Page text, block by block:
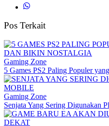
Pos Terkait
Gaming Zone
5 Games PS2 Paling Populer
Gaming Zone
Senjata Yang Sering Digunakan